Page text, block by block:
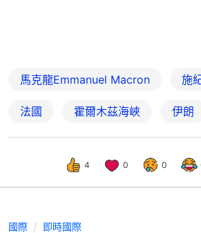
馬克龍Emmanuel Macron 施
法國 霍爾木茲海峽 伊朗
4 0 0
國際 即時國際